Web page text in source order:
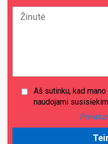
Aš sutinku, kad
naudojami